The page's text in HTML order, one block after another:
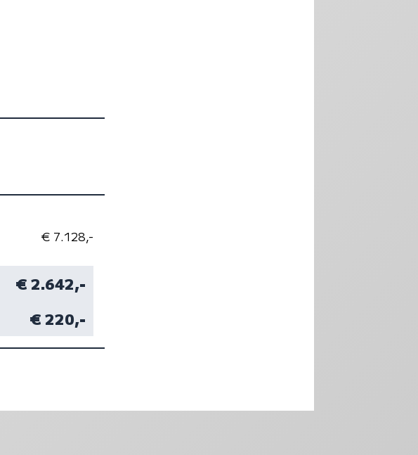
€ 7.128,-
€ 2.642,-
€ 220,-